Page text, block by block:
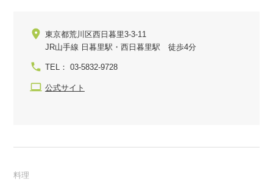
東京都荒川区西日暮里3-3-11
JR山手線 日暮里駅・西日暮里駅 徒歩4分
TEL： 03-5832-9728
公式サイト
料理